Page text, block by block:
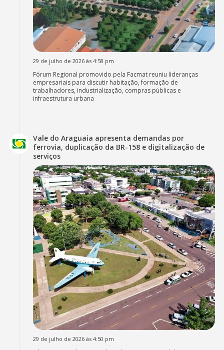
29 de julho de 2026 às 4:58 pm
Fórum Regional promovido pela Facmat reuniu lideranças
empresariais para discutir habitação, formação de
trabalhadores, industrialização, compras públicas e
infraestrutura urbana
Vale do Araguaia apresenta demandas por
ferrovia, duplicação da BR-158 e digitalização de
serviços
29 de julho de 2026 às 4:50 pm